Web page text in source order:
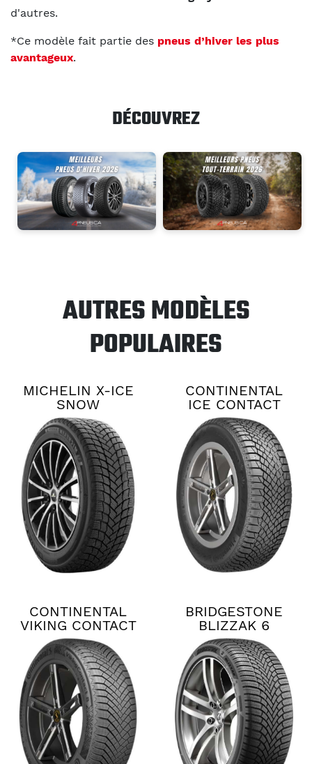
d'autres.
*Ce modèle fait partie des pneus d’hiver les plus
avantageux.
DÉCOUVREZ
AUTRES MODÈLES
POPULAIRES
MICHELIN X-ICE
SNOW
CONTINENTAL
ICE CONTACT
XTRM
CONTINENTAL
VIKING CONTACT
8
BRIDGESTONE
BLIZZAK 6